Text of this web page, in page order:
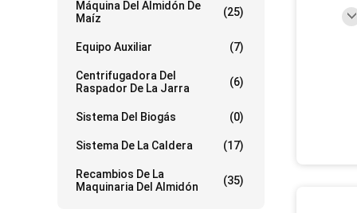
Máquina Del Almidón De
Maíz
(25)
Equipo Auxiliar (7)
Centrifugadora Del
Raspador De La Jarra
(6)
Sistema Del Biogás (0)
Sistema De La Caldera (17)
Recambios De La
Maquinaria Del Almidón
(35)